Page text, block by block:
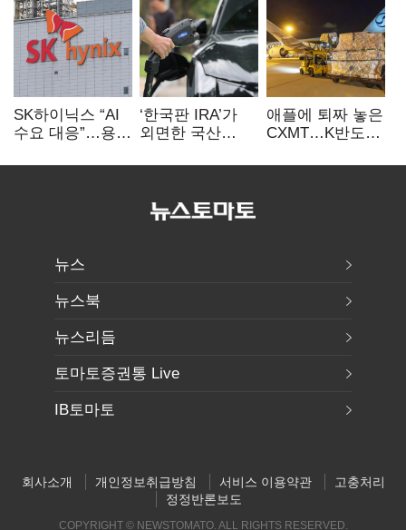
SK하이닉스 “AI
수요 대응”…용인
투자
‘한국판 IRA’가
외면한 국산
실효성에 ‘의문’
애플에 퇴짜 놓은
CXMT…K반도체
뉴스
뉴스북
뉴스리듬
토마토증권통 Live
IB토마토
회사소개 개인정보취급방침 서비스 이용약관
고충처리
정정반론보도
COPYRIGHT © NEWSTOMATO. ALL RIGHTS RESERVED.